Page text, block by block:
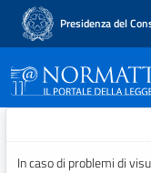
Presidenza del
In caso di problemi di